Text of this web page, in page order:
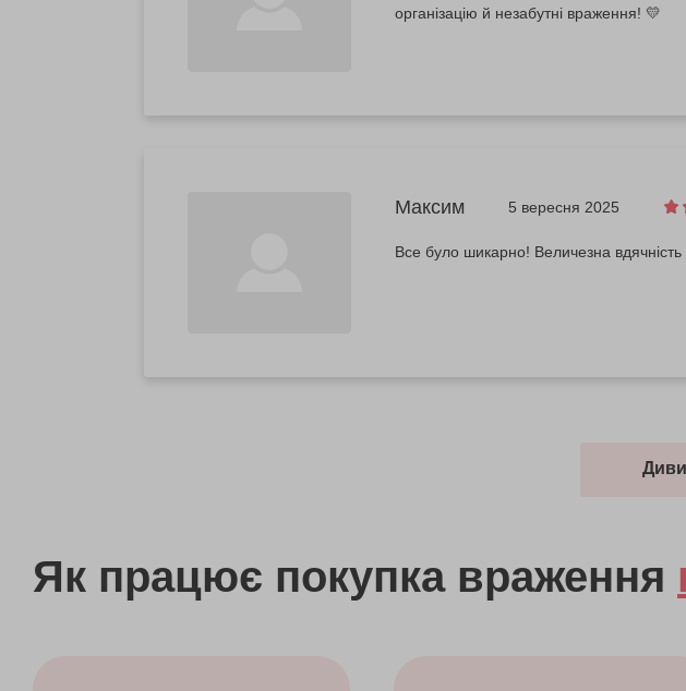
організацію й незабутні враження! 💛
Максим 5 вересня 2025
Все було шикарно! Величезна вдячність
Як працює покупка враження